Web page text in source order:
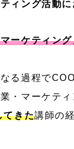
ィング活動
ーケティング
る過程で
・マーケテ
てきた講師の